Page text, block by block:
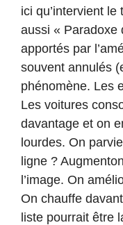
ici qu’intervient
aussi « Paradoxe
apportés par
souvent annulés
phénomène. Les
Les voitures
davantage et on
lourdes. On
ligne ?
l’image. On
On chauffe
liste pourrait être